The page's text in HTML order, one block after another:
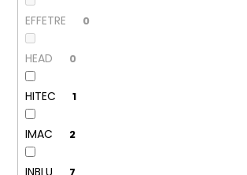
EFFETRE 0
HEAD 0
HITEC 1
IMAC 2
599
Kč
Původně:
699
Kč